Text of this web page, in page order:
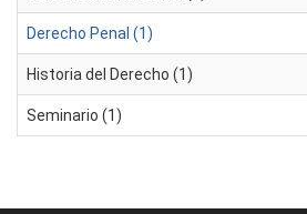
Derecho Penal (1)
Historia del Derecho (1)
Seminario (1)